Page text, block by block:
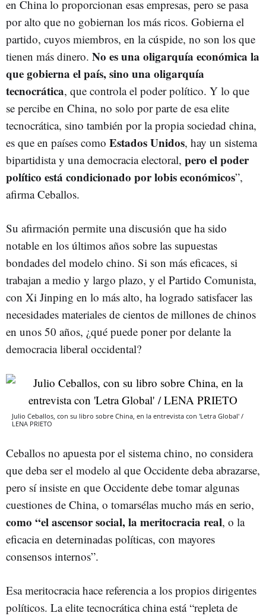
en China lo proporcionan esas empresas, pero se pasa
por alto que no gobiernan los más ricos. Gobierna el
partido, cuyos miembros, en la cúspide, no son los que
tienen más dinero. No es una oligarquía económica la
que gobierna el país, sino una oligarquía
tecnocrática, que controla el poder político. Y lo que
se percibe en China, no solo por parte de esa elite
tecnocrática, sino también por la propia sociedad china,
es que en países como Estados Unidos, hay un sistema
bipartidista y una democracia electoral, pero el poder
político está condicionado por lobis económicos”,
afirma Ceballos.
Su afirmación permite una discusión que ha sido
notable en los últimos años sobre las supuestas
bondades del modelo chino. Si son más eficaces, si
trabajan a medio y largo plazo, y el Partido Comunista,
con Xi Jinping en lo más alto, ha logrado satisfacer las
necesidades materiales de cientos de millones de chinos
en unos 50 años, ¿qué puede poner por delante la
democracia liberal occidental?
Julio Ceballos, con su libro sobre China, en la entrevista con 'Letra Global' /
LENA PRIETO
Ceballos no apuesta por el sistema chino, no considera
que deba ser el modelo al que Occidente deba abrazarse,
pero sí insiste en que Occidente debe tomar algunas
cuestiones de China, o tomarsélas mucho más en serio,
como “el ascensor social, la meritocracia real, o la
eficacia en deterninadas políticas, con mayores
consensos internos”.
Esa meritocracia hace referencia a los propios dirigentes
políticos. La elite tecnocrática china está “repleta de